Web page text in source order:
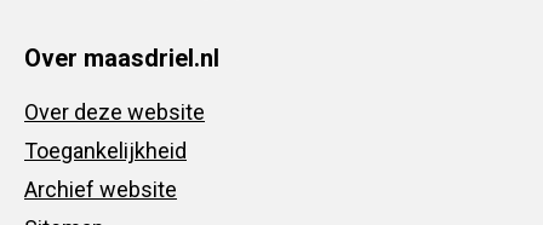
Over maasdriel.nl
Over deze website
Toegankelijkheid
Archief website